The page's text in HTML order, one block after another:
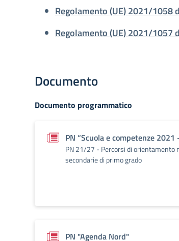
Regolamento (UE) 2021/1058
Regolamento (UE) 2021/1057
Documento
Documento programmatico
PN “Scuola e competenze 2021
PN 21/27 - Percorsi di orientamento
secondarie di primo grado
PN "Agenda Nord"